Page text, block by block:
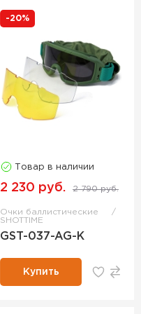
-20%
Товар в наличии
2 230 руб. 2 790 руб.
Очки баллистические
SHOTTIME
GST-037-AG-K
Купить